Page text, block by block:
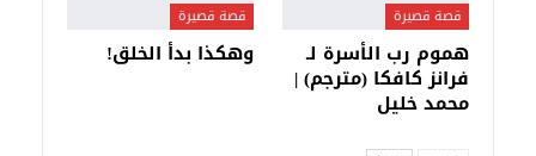
قصة قصيرة
هموم رب الأسرة لـ
فرانز كافكا (مترجم) |
محمد خليل
قصة قصيرة
وهكذا بدأ الخلق!